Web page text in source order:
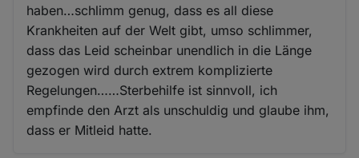
haben…schlimm genug, dass es all diese
Krankheiten auf der Welt gibt, umso schlimmer,
dass das Leid scheinbar unendlich in die Länge
gezogen wird durch extrem komplizierte
Regelungen……Sterbehilfe ist sinnvoll, ich
empfinde den Arzt als unschuldig und glaube ihm,
dass er Mitleid hatte.